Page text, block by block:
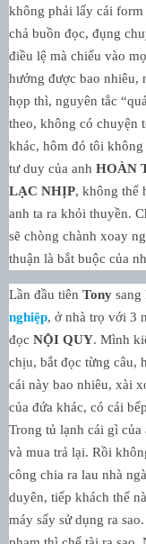
không phải lấy cái
chả buồn đọc, đụng
điều lệ mà chiếu vào
hưởng được bao nhiêu,
họp thì, nguyên tắc
theo, không có chuyện
khác, hôm đó tôi
tư duy của anh HOÀN
LẠC NHỊP, không thể
anh ta ra khỏi thuyền.
sẽ chòng chành xoay
thuận là bắt buộc của
Lần đầu tiên Tony sang
nghiệp, ở nhà trọ với 3
đọc NỘI QUY. Mình
chịu, bắt đọc từng câu,
cái này bao nhiêu, xài
của đứa khác, có cái
Trong tủ lạnh cái gì
và mua trả lại. Rồi
công chia ra lau nhà
duyên, tiếp khách thế
máy sấy sử dụng ra